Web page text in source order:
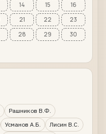
14 15
16
21 22
23
28 29
30
Рашников В.Ф.
Усманов А.Б.
Лисин В.С.